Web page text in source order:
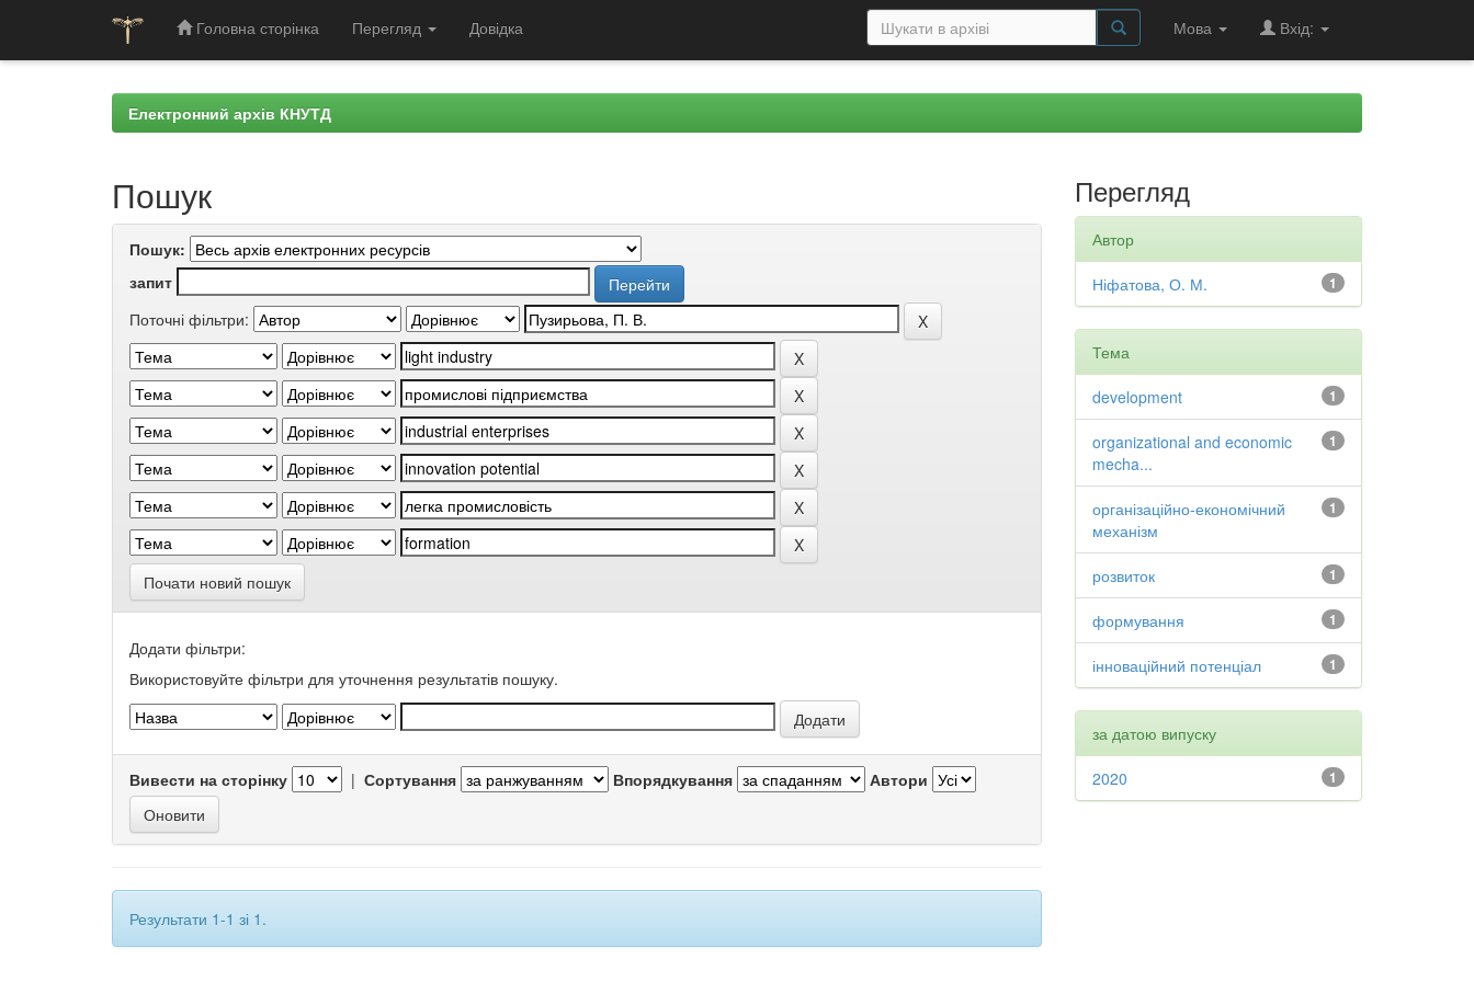
Головна сторінка Перегляд Довідка Мова Вхід:
Електронний архів КНУТД
Пошук
Пошук:
запит
Поточні фільтри:
Почати новий пошук
Додати фільтри:
Використовуйте фільтри для уточнення результатів пошуку.
Вивести на сторінку | Сортування Впорядкування Автори
Результати 1-1 зі 1.
Перегляд
Автор
1
Ніфатова, О. М.
Тема
1
development
1
organizational and economic
mecha...
1
організаційно-економічний
механізм
1
розвиток
1
формування
1
інноваційний потенціал
за датою випуску
1
2020